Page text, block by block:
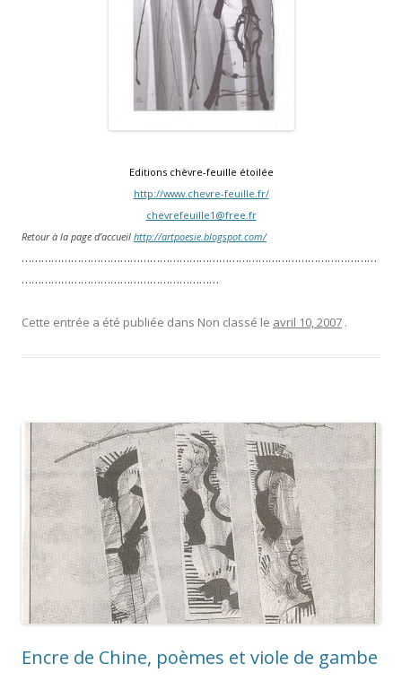
Editions chèvre-feuille étoilée
http://www.chevre-feuille.fr/
chevrefeuille1@free.fr
Retour à la page d’accueil http://artpoesie.blogspot.com/
………………………………………………………………………………………………
……………………………………………………
Cette entrée a été publiée dans Non classé le avril 10, 2007 .
Encre de Chine, poèmes et viole de gambe